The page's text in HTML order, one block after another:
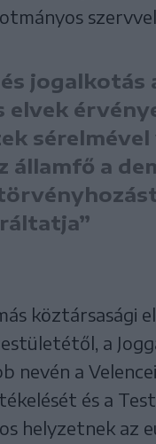
jogalkotás
elvek
államfő a
köztársasági
a
nevén a
és a
helyzetnek az